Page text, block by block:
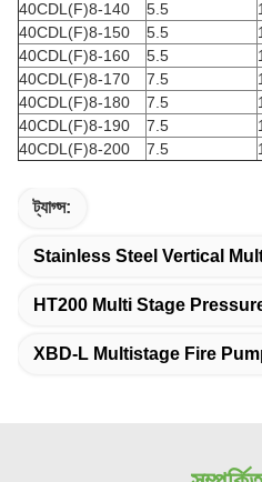
40CDL(F)8-140
5.5
40CDL(F)8-150
5.5
40CDL(F)8-160
5.5
40CDL(F)8-170
7.5
40CDL(F)8-180
7.5
40CDL(F)8-190
7.5
40CDL(F)8-200
7.5
ট্যাগ্স:
Stainless Steel Vertical
HT200 Multi Stage
XBD-L Multistage Fire